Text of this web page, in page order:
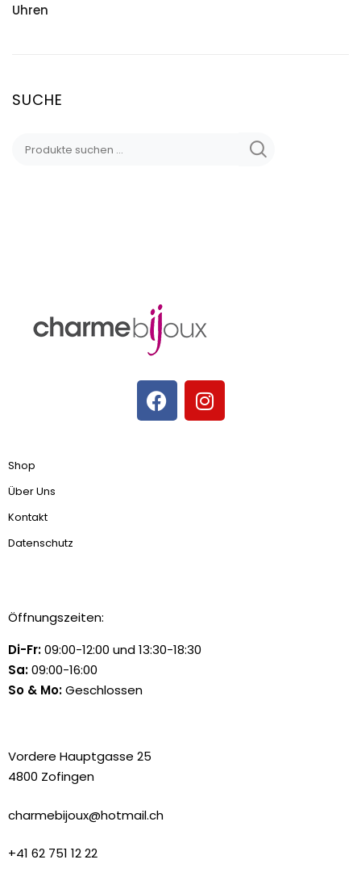
Uhren
SUCHE
Shop
Über Uns
Kontakt
Datenschutz
Öffnungszeiten:
Di-Fr:09:00-12:00 und 13:30-18:30
Sa:09:00-16:00
So & Mo:Geschlossen
Vordere Hauptgasse 25
4800 Zofingen
charmebijoux@hotmail.ch
+41 62 751 12 22